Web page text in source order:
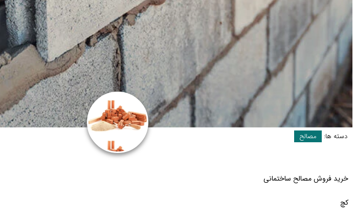
دسته ها: مصالح
خرید فروش مصالح ساختمانی
کچ